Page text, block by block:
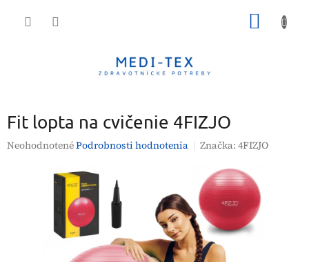
Fit lopta na cvičenie 4FIZJO
Priemerné
hviezdičiek.
NeohodnotenéPodrobnosti hodnotenia Značka:4FIZJO